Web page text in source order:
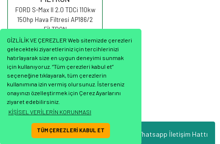
GİZLİLİK VE ÇEREZLER Web sitemizde çerezleri
gelecekteki ziyaretleriniz için tercihlerinizi
hatırlayarak size en uygun deneyimi sunmak
için kullanıyoruz. “Tüm çerezleri kabul et”
seçeneğine tıklayarak, tüm çerezlerin
kullanımına izin vermiş olursunuz. İsterseniz
onayınızı özelleştirmek için Çerez Ayarlarını
ziyaret edebilirsiniz.
KİŞİSEL VERİLERİN KORUNMASI
TÜM ÇEREZLERİ KABUL ET Whatsapp İletişim Hattı
FORD S-Max II 2.0 TDCi 110kw
150hp Hava Filtresi AP186/2
FİLTRON
503,31 TL